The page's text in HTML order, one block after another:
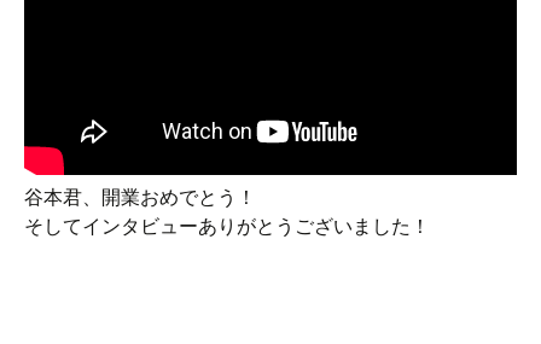
谷本君、開業おめでとう！
そしてインタビューありがとうございました！